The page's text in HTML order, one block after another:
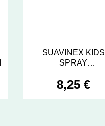
SUAVINEX KIDS
SPRAY
ENVASE 25
8,25 €